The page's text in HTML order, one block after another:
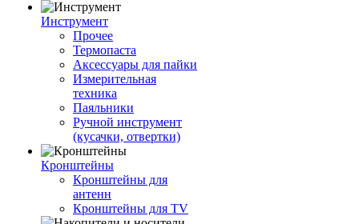
Инструмент
Прочее
Термопаста
Аксессуары для пайки
Измерительная
техника
Паяльники
Ручной инструмент
(кусачки, отвертки)
Кронштейны
Кронштейны для
антенн
Кронштейны для TV